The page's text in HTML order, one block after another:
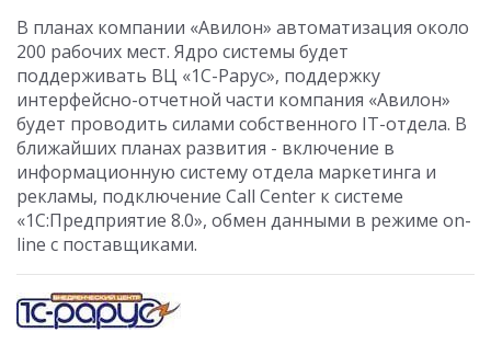
В планах компании «Авилон» автоматизация около
200 рабочих мест. Ядро системы будет
поддерживать ВЦ «1С-Рарус», поддержку
интерфейсно-отчетной части компания «Авилон»
будет проводить силами собственного IT-отдела. В
ближайших планах развития - включение в
информационную систему отдела маркетинга и
рекламы, подключение Call Center к системе
«1С:Предприятие 8.0», обмен данными в режиме on-
line с поставщиками.